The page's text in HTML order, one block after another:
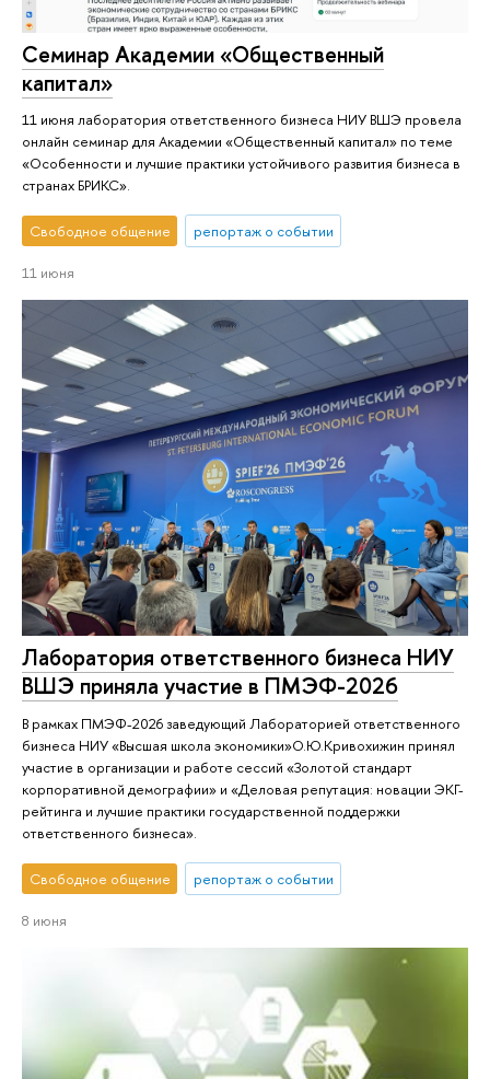
Семинар Академии «Общественный
капитал»
11 июня лаборатория ответственного бизнеса НИУ ВШЭ провела
онлайн семинар для Академии «Общественный капитал» по теме
«Особенности и лучшие практики устойчивого развития бизнеса в
странах БРИКС».
Свободное общение репортаж о событии
11 июня
Лаборатория ответственного бизнеса НИУ
ВШЭ приняла участие в ПМЭФ-2026
В рамках ПМЭФ-2026 заведующий Лабораторией ответственного
бизнеса НИУ «Высшая школа экономики»О.Ю.Кривохижин принял
участие в организации и работе сессий «Золотой стандарт
корпоративной демографии» и «Деловая репутация: новации ЭКГ-
рейтинга и лучшие практики государственной поддержки
ответственного бизнеса».
Свободное общение репортаж о событии
8 июня